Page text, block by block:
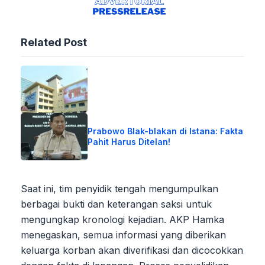
Related Post
Prabowo Blak-blakan di Istana: Fakta
Pahit Harus Ditelan!
Saat ini, tim penyidik tengah mengumpulkan
berbagai bukti dan keterangan saksi untuk
mengungkap kronologi kejadian. AKP Hamka
menegaskan, semua informasi yang diberikan
keluarga korban akan diverifikasi dan dicocokkan